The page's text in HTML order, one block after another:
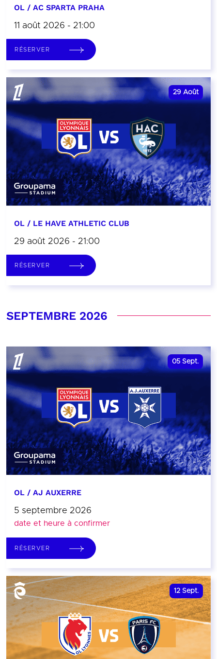
OL / AC SPARTA PRAHA
11 août 2026 - 21:00
RÉSERVER
29 Août
OL / LE HAVE ATHLETIC CLUB
29 août 2026 - 21:00
RÉSERVER
SEPTEMBRE 2026
05 Sept.
OL / AJ AUXERRE
5 septembre 2026
date et heure à confirmer
RÉSERVER
12 Sept.